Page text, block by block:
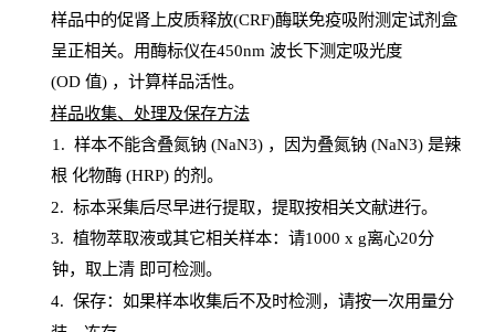
样品中的促肾上皮质释放(CRF)酶联免疫吸附测定试剂盒
呈正相关。用酶标仪在450nm 波长下测定吸光度
(OD 值) ，计算样品活性。
样品收集、处理及保存方法
1 . 样本不能含叠氮钠(NaN3) ，因为叠氮钠 (NaN3) 是辣
根 化物酶(HRP) 的剂。
2. 标本采集后尽早进行提取，提取按相关文献进行。
3. 植物萃取液或其它相关样本：请1000 x g离心20分
钟，取上清 即可检测。
4. 保存：如果样本收集后不及时检测，请按一次用量分